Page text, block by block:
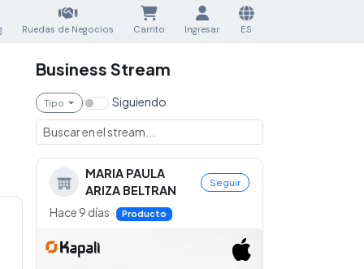
Ruedas de Negocios Carrito Ingresar ES
Business Stream
Tipo Siguiendo
MARIA PAULA
ARIZA BELTRAN
Seguir
Hace 9 días · Producto